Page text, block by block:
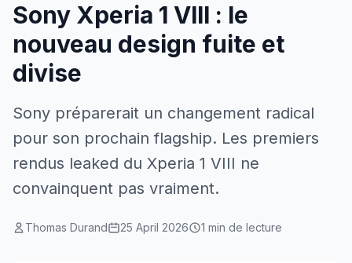
Sony Xperia 1 VIII : le
nouveau design fuite et
divise
Sony préparerait un changement radical
pour son prochain flagship. Les premiers
rendus leaked du Xperia 1 VIII ne
convainquent pas vraiment.
Thomas Durand 25 April 2026 1 min de lecture